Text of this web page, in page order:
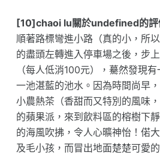
[10]chaoi lu關於undefined的評
順著路標彎進小路（真的小，所
的盡頭左轉進入停車場之後，步
（每人低消100元），驀然發現
一池湛藍的池水。因為時間尚早
小農熱茶（香甜而又特別的風味
的蘋果派，來到飲料區的榕樹下
的海風吹拂，令人心曠神怡！偌
及毛小孩，而冒出地面楚楚可愛